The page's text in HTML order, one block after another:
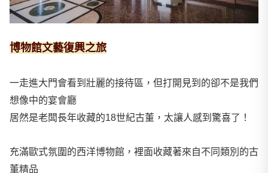
博物館文藝復興之旅
一走進大門會看到壯麗的接待區，但打開見到的卻不是我們
想像中的宴會廳
居然是老闆長年收藏的18世紀古董，太讓人感到驚喜了！
充滿歐式氛圍的西洋博物館，裡面收藏著來自不同類別的古
董精品